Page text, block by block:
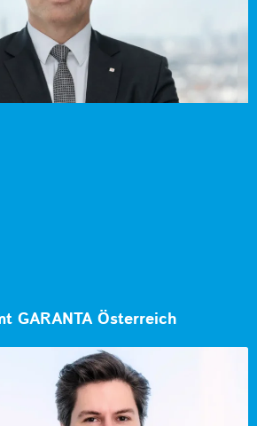
GARANTA Österreich